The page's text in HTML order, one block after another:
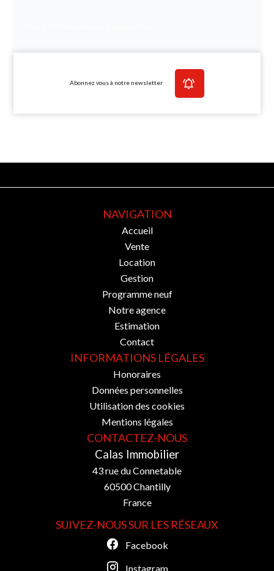
Abonnez vous à notre newsletter
NAVIGATION
Accueil
Vente
Location
Gestion
Programme neuf
Notre agence
Estimation
Contact
INFORMATIONS LÉGALES
Honoraires
Données personnelles
Utilisation des cookies
Mentions légales
CONTACTEZ-NOUS
Calas Immobilier
43 rue du Connetable
60500Chantilly
France
SUIVEZ-NOUS SUR LES RÉSEAUX
Facebook
Instagram